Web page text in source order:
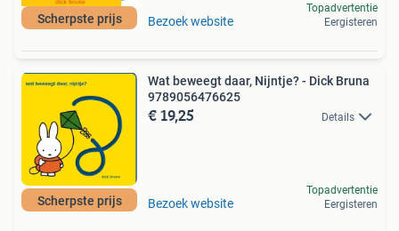
Scherpste prijs Bezoek website
Topadvertentie
Eergisteren
Scherpste prijs
Wat beweegt daar, Nijntje? - Dick Bruna
9789056476625
€ 19,25 Details
Bezoek website
Topadvertentie
Eergisteren